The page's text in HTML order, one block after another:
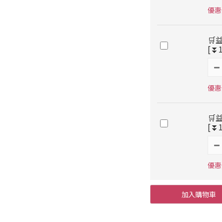
優
🛒
優
🛒
優
加入購物車